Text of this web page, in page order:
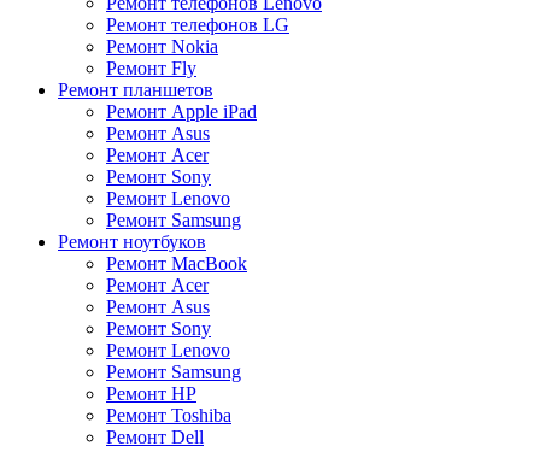
Ремонт телефонов LG
Ремонт Nokia
Ремонт Fly
Ремонт планшетов
Ремонт Apple iPad
Ремонт Asus
Ремонт Acer
Ремонт Sony
Ремонт Lenovo
Ремонт Samsung
Ремонт ноутбуков
Ремонт MacBook
Ремонт Acer
Ремонт Asus
Ремонт Sony
Ремонт Lenovo
Ремонт Samsung
Ремонт HP
Ремонт Toshiba
Ремонт Dell